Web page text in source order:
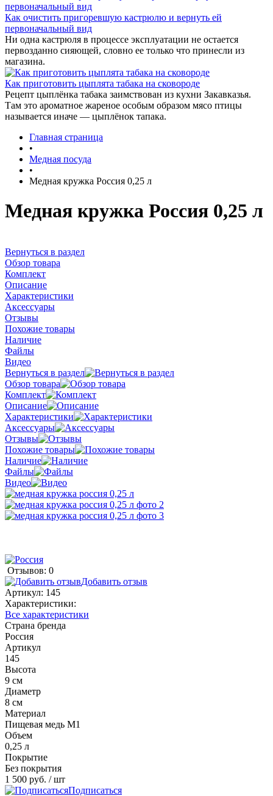
Как очистить пригоревшую кастрюлю и вернуть ей
первоначальный вид
Ни одна кастрюля в процессе эксплуатации не остается
первозданно сияющей, словно ее только что принесли из
магазина.
Как приготовить цыплята табака на сковороде
Рецепт цыплёнка табака заимствован из кухни Закавказья.
Там это ароматное жареное особым образом мясо птицы
называется иначе — цыплёнок тапака.
Главная страница
•
Медная посуда
•
Медная кружка Россия 0,25 л
Медная кружка Россия 0,25 л
Вернуться в раздел
Обзор товара
Комплект
Описание
Характеристики
Аксессуары
Отзывы
Похожие товары
Наличие
Файлы
Видео
Вернуться в раздел
Обзор товара
Комплект
Описание
Характеристики
Аксессуары
Отзывы
Похожие товары
Наличие
Файлы
Видео
Отзывов: 0
Добавить отзыв
Артикул: 145
Характеристики:
Все характеристики
Страна бренда
Россия
Артикул
145
Высота
9 см
Диаметр
8 см
Материал
Пищевая медь М1
Объем
0,25 л
Покрытие
Без покрытия
1 500 руб. / шт
Подписаться